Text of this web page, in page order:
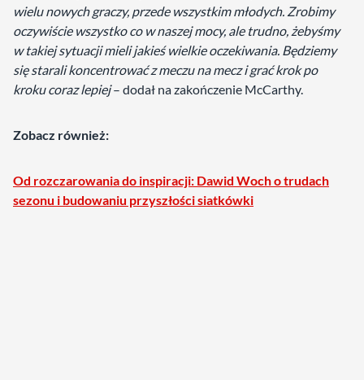
wielu nowych graczy, przede wszystkim młodych. Zrobimy
oczywiście wszystko co w naszej mocy, ale trudno, żebyśmy
w takiej sytuacji mieli jakieś wielkie oczekiwania. Będziemy
się starali koncentrować z meczu na mecz i grać krok po
kroku coraz lepiej– dodał na zakończenie McCarthy.
Zobacz również:
Od rozczarowania do inspiracji: Dawid Woch o trudach
sezonu i budowaniu przyszłości siatkówki